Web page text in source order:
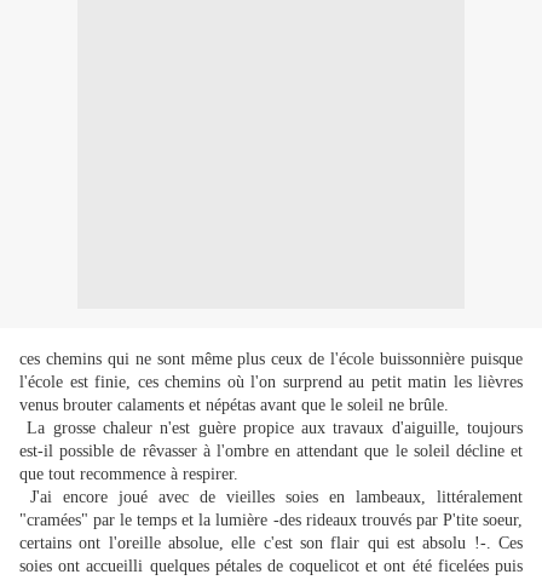
ces chemins qui ne sont même plus ceux de l'école buissonnière puisque
l'école est finie, ces chemins où l'on surprend au petit matin les lièvres
venus brouter calaments et népétas avant que le soleil ne brûle.
La grosse chaleur n'est guère propice aux travaux d'aiguille, toujours
est-il possible de rêvasser à l'ombre en attendant que le soleil décline et
que tout recommence à respirer.
J'ai encore joué avec de vieilles soies en lambeaux, littéralement
"cramées" par le temps et la lumière -des rideaux trouvés par P'tite soeur,
certains ont l'oreille absolue, elle c'est son flair qui est absolu !-. Ces
soies ont accueilli quelques pétales de coquelicot et ont été ficelées puis